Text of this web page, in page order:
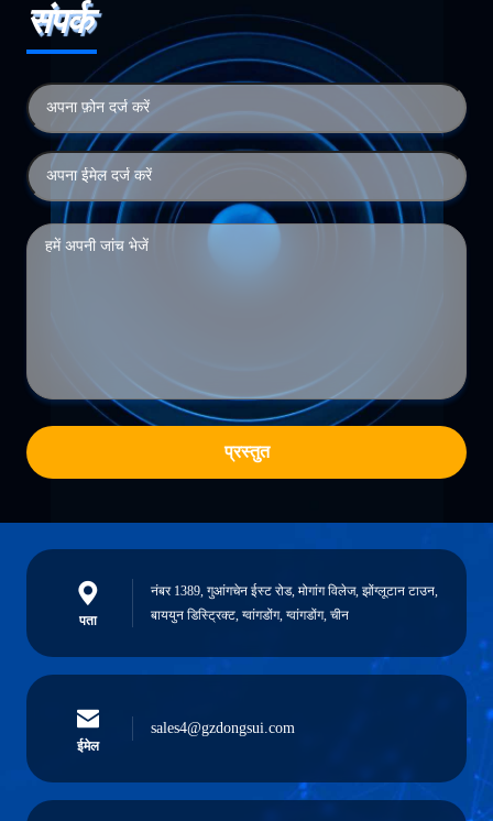
संपर्क
प्रस्तुत
पता
नंबर 1389, गुआंगचेन ईस्ट रोड, मोगांग विलेज, झोंग्लूटान टाउन,
बाययुन डिस्ट्रिक्ट, ग्वांगडोंग, ग्वांगडोंग, चीन
ईमेल
sales4@gzdongsui.com